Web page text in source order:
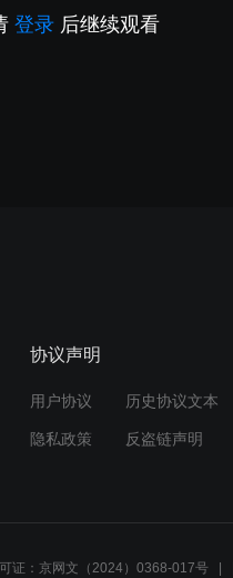
登录 后继续观看
协议声明
用户协议 历史协议文本
隐私政策 反盗链声明
证：京网文（2024）0368-017号